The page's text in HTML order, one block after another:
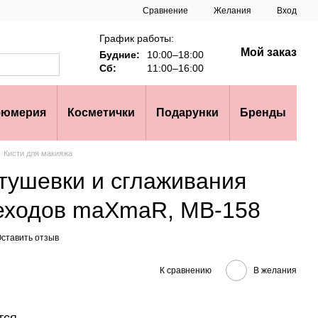
Сравнение Желания Вход
График работы:
Будние:
10:00–18:00
Сб:
11:00–16:00
Мой заказ
Косметички Подарунки Бренды
Кисти для макияжа
и сглаживания
maXmaR, MB-158
отзыв
К сравнению В желания